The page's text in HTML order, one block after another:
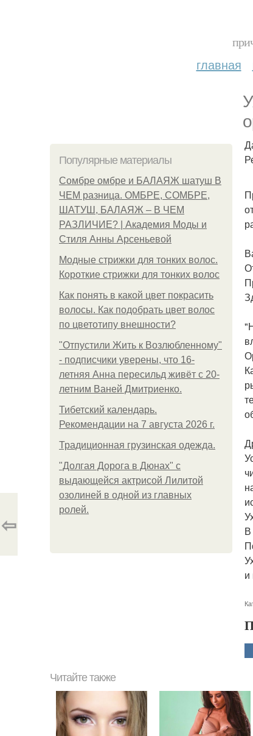
главная
Популярные материалы
Сомбре омбре и БАЛАЯЖ шатуш В
ЧЕМ разница. ОМБРЕ, СОМБРЕ,
ШАТУШ, БАЛАЯЖ – В ЧЕМ
РАЗЛИЧИЕ? | Академия Моды и
Стиля Анны Арсеньевой
Модные стрижки для тонких волос.
Короткие стрижки для тонких волос
Как понять в какой цвет покрасить
волосы. Как подобрать цвет волос
по цветотипу внешности?
"Отпустили Жить к Возлюбленному"
- подписчики уверены, что 16-
летняя Анна пересильд живёт с 20-
летним Ваней Дмитриенко.
Тибетский календарь.
Рекомендации на 7 августа 2026 г.
Традиционная грузинская одежда.
"Долгая Дорога в Дюнах" с
выдающейся актрисой Лилитой
озолиней в одной из главных
ролей.
В
и
⇦
Читайте также